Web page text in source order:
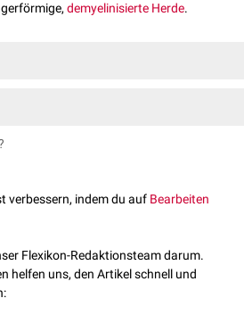
demyelinisierte Herde.
der das Phänomen 1916 in einem Artikel
of Disseminated Sclerosis.
verbessern, indem du auf Bearbeiten
Flexikon-Redaktionsteam darum.
helfen uns, den Artikel schnell und